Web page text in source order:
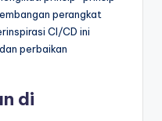
perangkat
CI/CD ini
perbaikan
di